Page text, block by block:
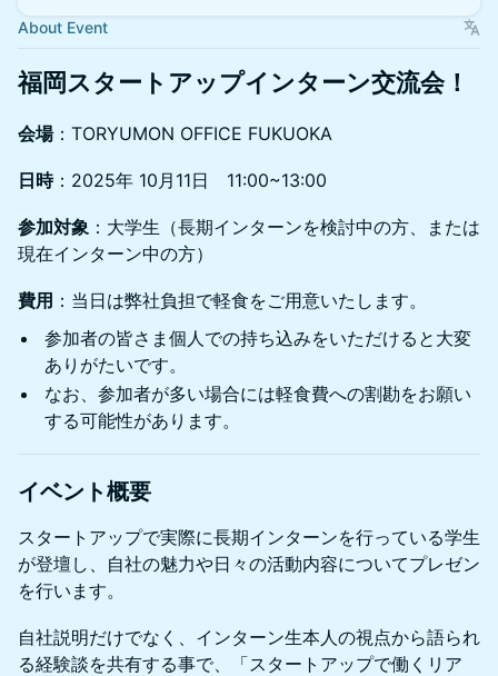
About Event
福岡スタートアップインターン交流会！
会場：TORYUMON OFFICE FUKUOKA
日時：2025年 10月11日 11:00~13:00
参加対象 ：大学生（長期インターンを検討中の方、または
現在インターン中の方）
費用 ：当日は弊社負担で軽食をご用意いたします。
参加者の皆さま個人での持ち込みをいただけると大変
ありがたいです。
なお、参加者が多い場合には軽食費への割勘をお願い
する可能性があります。
イベント概要
スタートアップで実際に長期インターンを行っている学生
が登壇し、自社の魅力や日々の活動内容についてプレゼン
を行います。
自社説明だけでなく、インターン生本人の視点から語られ
る経験談を共有する事で、「スタートアップで働くリア